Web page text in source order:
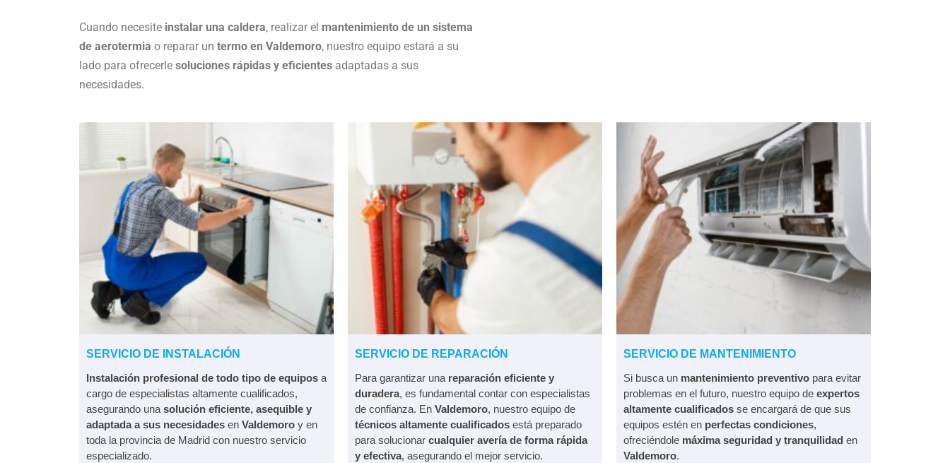
Cuando necesite instalar una caldera, realizar el mantenimiento de un sistema
de aerotermia o reparar un termo en Valdemoro, nuestro equipo estará a su
lado para ofrecerle soluciones rápidas y eficientes adaptadas a sus
necesidades.
SERVICIO DE INSTALACIÓN
Instalación profesional de todo tipo de equipos a
cargo de especialistas altamente cualificados,
asegurando una solución eficiente, asequible y
adaptada a sus necesidades en Valdemoro y en
toda la provincia de Madrid con nuestro servicio
especializado.
SERVICIO DE REPARACIÓN
Para garantizar una reparación eficiente y
duradera, es fundamental contar con especialistas
de confianza. En Valdemoro, nuestro equipo de
técnicos altamente cualificados está preparado
para solucionar cualquier avería de forma rápida
y efectiva, asegurando el mejor servicio.
SERVICIO DE MANTENIMIENTO
Si busca un mantenimiento preventivo para evitar
problemas en el futuro, nuestro equipo de expertos
altamente cualificados se encargará de que sus
equipos estén en perfectas condiciones,
ofreciéndole máxima seguridad y tranquilidad en
Valdemoro.